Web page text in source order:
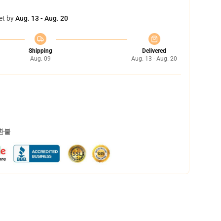
byAug. 13 - Aug. 20
Shipping
Aug. 09
Delivered
Aug. 13 - Aug. 20
불